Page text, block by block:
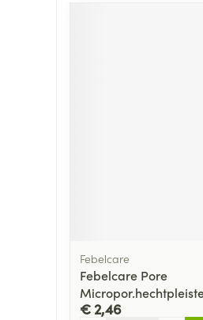
Febelcare
Febelcare Pore
€ 2,46